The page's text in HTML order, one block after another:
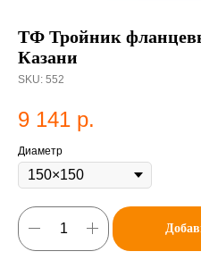
ТФ Тройник
Казани
SKU: 552
9 141 р.
Диаметр